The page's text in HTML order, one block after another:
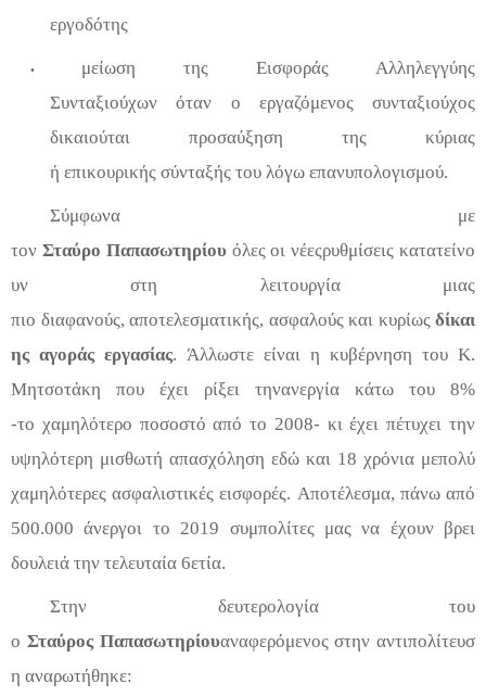
εργοδότης
• μείωση της
Εισφοράς Αλληλεγγύης
Συνταξιούχωνόταν ο εργαζόμενος συνταξιούχος
δικαιούται προσαύξηση της
κύριας
ή επικουρικής σύνταξής του λόγω επανυπολογισμού.
Σύμφωνα με
τον Σταύρο Παπασωτηρίου όλες οι νέεςρυθμίσεις κατατείνο
υν
στη λειτουργίαμιας
πιο διαφανούς, αποτελεσματικής, ασφαλούςκαι κυρίως δίκαι
ης αγοράς εργασίας. Άλλωστε είναι η κυβέρνηση του Κ.
Μητσοτάκη
που έχει ρίξει τηνανεργία κάτω του 8%
-το χαμηλότερο ποσοστό από το 2008- κιέχειπέτυχει την
υψηλότερη μισθωτή απασχόληση εδώ και 18 χρόνια μεπολύ
χαμηλότερες ασφαλιστικές εισφορές. Αποτέλεσμα, πάνω από
500.000άνεργοι το 2019 συμπολίτες μας να έχουν βρει
δουλειά την τελευταία 6ετία.
Στην δευτερολογίατου
ο Σταύρος Παπασωτηρίουαναφερόμενοςστην αντιπολίτευσ
η αναρωτήθηκε: